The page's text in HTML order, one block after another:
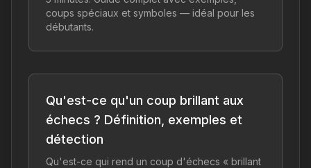
coups spéciaux et symboles — idéal pour les
débutants.
Qu'est-ce qu'un coup brillant aux
échecs ? Définition, exemples et
détection
Qu'est-ce qui rend un coup d'échecs « brillant